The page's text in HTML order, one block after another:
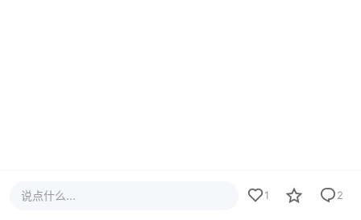
说点什么... 1 2